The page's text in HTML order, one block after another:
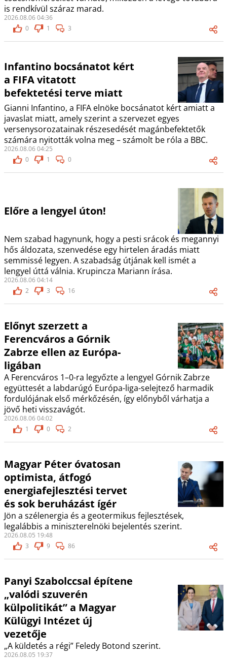
is rendkívül száraz marad.
2026.08.06 04:36
0
1 3
Infantino bocsánatot kért
a FIFA vitatott
befektetési terve miatt
Gianni Infantino, a FIFA elnöke bocsánatot kért amiatt a
javaslat miatt, amely szerint a szervezet egyes
versenysorozatainak részesedését magánbefektetők
számára nyitották volna meg – számolt be róla a BBC.
2026.08.06 04:25
0
1 0
Előre a lengyel úton!
Nem szabad hagynunk, hogy a pesti srácok és megannyi
hős áldozata, szenvedése egy hirtelen áradás miatt
semmissé legyen. A szabadság útjának kell ismét a
lengyel úttá válnia. Krupincza Mariann írása.
2026.08.06 04:14
2
3 16
Előnyt szerzett a
Ferencváros a Górnik
Zabrze ellen az Európa-
ligában
A Ferencváros 1–0-ra legyőzte a lengyel Górnik Zabrze
együttesét a labdarúgó Európa-liga-selejtező harmadik
fordulójának első mérkőzésén, így előnyből várhatja a
jövő heti visszavágót.
2026.08.06 04:02
1
0 2
Magyar Péter óvatosan
optimista, átfogó
energiafejlesztési tervet
és sok beruházást ígér
Jön a szélenergia és a geotermikus fejlesztések,
legalábbis a miniszterelnöki bejelentés szerint.
2026.08.05 19:48
3
9 86
Panyi Szabolccsal építene
„valódi szuverén
külpolitikát” a Magyar
Külügyi Intézet új
vezetője
„A küldetés a régi” Feledy Botond szerint.
2026.08.05 19:37